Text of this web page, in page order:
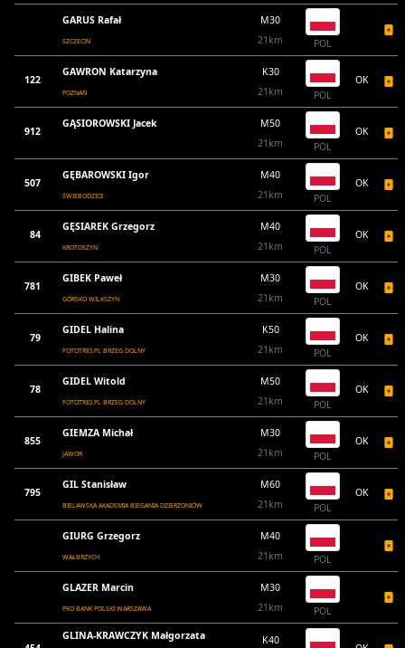
GARUS Rafał
SZCZECIN
M30
21km
POL
122
GAWRON Katarzyna
POZNAŃ
K30
21km
POL
OK
912
GĄSIOROWSKI Jacek
M50
21km
POL
OK
507
GĘBAROWSKI Igor
ŚWIEBODZICE
M40
21km
POL
OK
84
GĘSIAREK Grzegorz
KROTOSZYN
M40
21km
POL
OK
781
GIBEK Paweł
GÓRSKO WILKSZYN
M30
21km
POL
OK
79
GIDEL Halina
FOTOTRIO.PL BRZEG DOLNY
K50
21km
POL
OK
78
GIDEL Witold
FOTOTRIO.PL BRZEG DOLNY
M50
21km
POL
OK
855
GIEMZA Michał
JAWOR
M30
21km
POL
OK
795
GIL Stanisław
BIELAWSKA AKADEMIA BIEGANIA DZIERŻONIÓW
M60
21km
POL
OK
GIURG Grzegorz
WAŁBRZYCH
M40
21km
POL
GLAZER Marcin
PKO BANK POLSKI WARSZAWA
M30
21km
POL
GLINA-KRAWCZYK Małgorzata K40